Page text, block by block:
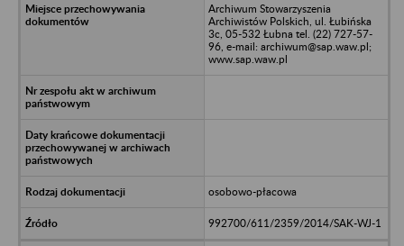
Archiwum Stowarzyszenia
Archiwistów Polskich, ul. Łubińska
3c, 05-532 Łubna tel. (22) 727-57-
96, e-mail: archiwum@sap.waw.pl;
www.sap.waw.pl
osobowo-płacowa
992700/611/2359/2014/SAK-WJ-1